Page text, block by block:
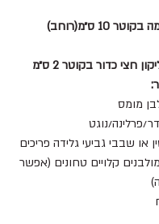
10 ס״מ(רוחב)
חצי כדור בקוטר 2 ס״מ
מולבנים קלויים טחונים (אפשר